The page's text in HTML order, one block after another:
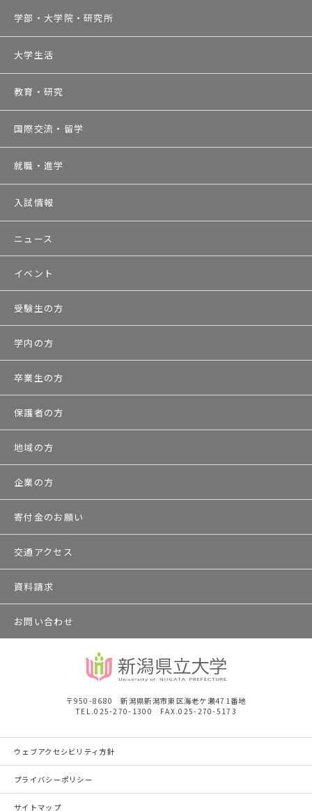
学部・大学院・研究所
大学生活
教育・研究
国際交流・留学
就職・進学
入試情報
ニュース
イベント
受験生の方
学内の方
卒業生の方
保護者の方
地域の方
企業の方
寄付金のお願い
交通アクセス
資料請求
お問い合わせ
〒950-8680 新潟県新潟市東区海老ケ瀬471番地
TEL.025-270-1300 FAX.025-270-5173
ウェブアクセシビリティ方針
プライバシーポリシー
サイトマップ